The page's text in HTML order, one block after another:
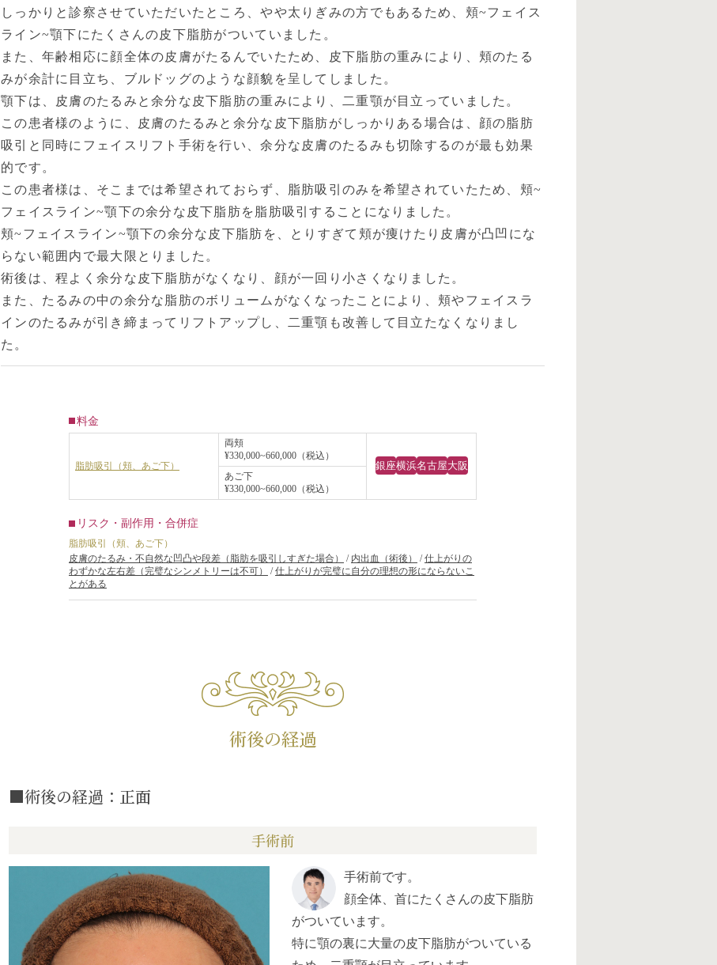
しっかりと診察させていただいたところ、やや太りぎみの方でもあるため、頬~フェイス
ライン~顎下にたくさんの皮下脂肪がついていました。
また、年齢相応に顔全体の皮膚がたるんでいたため、皮下脂肪の重みにより、頬のたる
みが余計に目立ち、ブルドッグのような顔貌を呈してしました。
顎下は、皮膚のたるみと余分な皮下脂肪の重みにより、二重顎が目立っていました。
この患者様のように、皮膚のたるみと余分な皮下脂肪がしっかりある場合は、顔の脂肪
吸引と同時にフェイスリフト手術を行い、余分な皮膚のたるみも切除するのが最も効果
的です。
この患者様は、そこまでは希望されておらず、脂肪吸引のみを希望されていたため、頬~
フェイスライン~顎下の余分な皮下脂肪を脂肪吸引することになりました。
頬~フェイスライン~顎下の余分な皮下脂肪を、とりすぎて頬が痩けたり皮膚が凸凹にな
らない範囲内で最大限とりました。
術後は、程よく余分な皮下脂肪がなくなり、顔が一回り小さくなりました。
また、たるみの中の余分な脂肪のボリュームがなくなったことにより、頬やフェイスラ
インのたるみが引き締まってリフトアップし、二重顎も改善して目立たなくなりまし
た。
料金
脂肪吸引（頬、あご下）
両頬
¥330,000~660,000（税込）
銀座横浜名古屋大阪
あご下
¥330,000~660,000（税込）
リスク・副作用・合併症
脂肪吸引（頬、あご下）
皮膚のたるみ・不自然な凹凸や段差（脂肪を吸引しすぎた場合）
/ 内出血（術後） /仕上がりの
わずかな左右差（完璧なシンメトリーは不可）
/仕上がりが完璧に自分の理想の形にならないこ
とがある
術後の経過
■術後の経過：正面
手術前
手術前です。
顔全体、首にたくさんの皮下脂肪
がついています。
特に顎の裏に大量の皮下脂肪がついている